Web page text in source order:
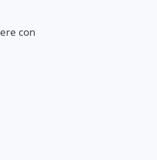
con